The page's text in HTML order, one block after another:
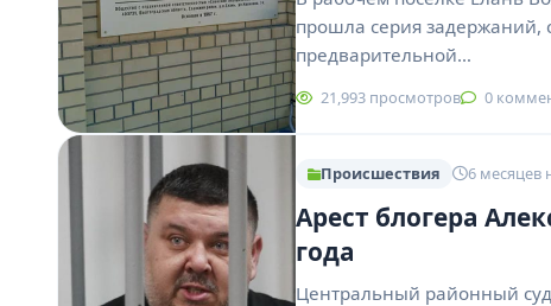
прошла серия задержаний,
предварительной…
21,993 просмотров 0
Происшествия 6 месяцев
Арест блогера
года
Центральный районный суд